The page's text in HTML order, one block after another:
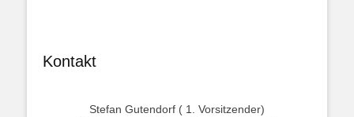
Kontakt
Stefan Gutendorf ( 1. Vorsitzender)